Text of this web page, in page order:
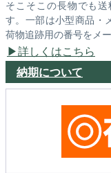
そこそこの長物でも
す。一部は小型商品・
荷物追跡用の番号をメ
詳しくはこちら
納期について